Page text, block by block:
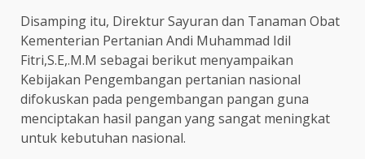
Disamping itu, Direktur Sayuran dan Tanaman Obat
Kementerian Pertanian Andi Muhammad Idil
Fitri,S.E,.M.M sebagai berikut menyampaikan
Kebijakan Pengembangan pertanian nasional
difokuskan pada pengembangan pangan guna
menciptakan hasil pangan yang sangat meningkat
untuk kebutuhan nasional.